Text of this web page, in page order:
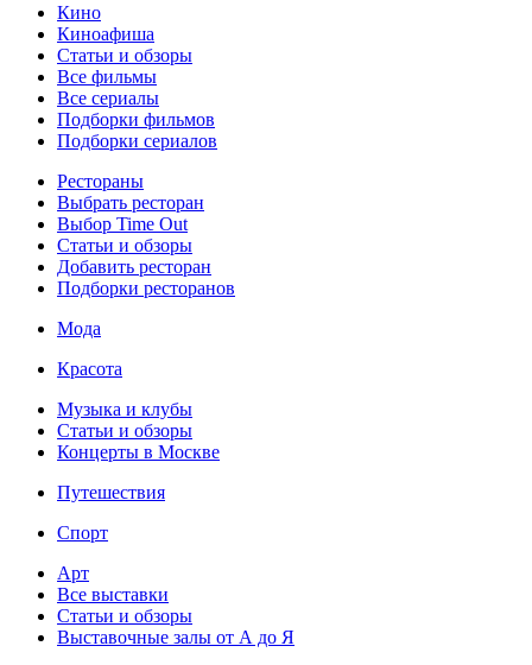
Кино
Киноафиша
Статьи и обзоры
Все фильмы
Все сериалы
Подборки фильмов
Подборки сериалов
Рестораны
Выбрать ресторан
Выбор Time Out
Статьи и обзоры
Добавить ресторан
Подборки ресторанов
Мода
Красота
Музыка и клубы
Статьи и обзоры
Концерты в Москве
Путешествия
Спорт
Арт
Все выставки
Статьи и обзоры
Выставочные залы от А до Я